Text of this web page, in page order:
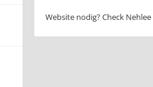
Website nodig? Check